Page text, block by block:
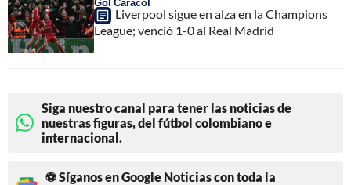
Liverpool sigue en alza en la Champions
League; venció 1-0 al Real Madrid
Siga nuestro canal para tener las noticias de
nuestras figuras, del fútbol colombiano e
internacional.
⚽ Síganos en Google Noticias con toda la